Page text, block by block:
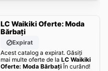
LC Waikiki Oferte: Moda
Bărbați
Expirat
Acest catalog a expirat. Găsiți
mai multe oferte de la LC Waikiki
Oferte: Moda BărbațiÎn curând!